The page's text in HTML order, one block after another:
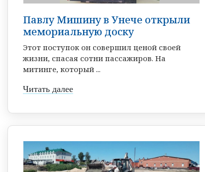
Павлу Мишину в Унече открыли
мемориальную доску
Этот поступок он совершил ценой своей
жизни, спасая сотни пассажиров. На
митинге, который ...
Читать далее